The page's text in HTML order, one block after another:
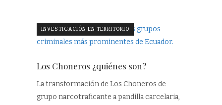
INVESTIGACIÓN EN TERRITORIO
Los Choneros ¿quiénes son?
La transformación de Los Choneros de
grupo narcotraficante a pandilla carcelaria,